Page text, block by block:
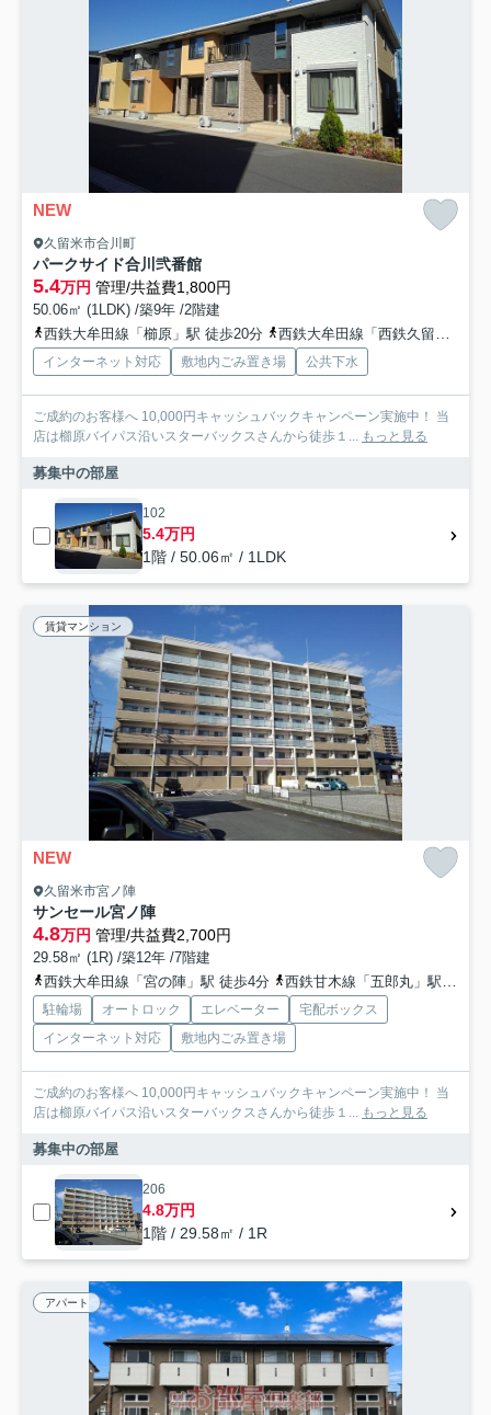
NEW
久留米市合川町
パークサイド合川弐番館
5.4万円 管理/共益費1,800円
50.06㎡ (1LDK) /築9年 /2階建
西鉄大牟田線「櫛原」駅 徒歩20分
西鉄大牟田線「西鉄久留米」駅 徒歩21分
インターネット対応 敷地内ごみ置き場 公共下水
ご成約のお客様へ 10,000円キャッシュバックキャンペーン実施中！ 当
店は櫛原バイパス沿いスターバックスさんから徒歩１... もっと見る
募集中の部屋
102
5.4万円
1階 / 50.06㎡ / 1LDK
賃貸マンション
NEW
久留米市宮ノ陣
サンセール宮ノ陣
4.8万円 管理/共益費2,700円
29.58㎡ (1R) /築12年 /7階建
西鉄大牟田線「宮の陣」駅 徒歩4分
西鉄甘木線「五郎丸」駅 徒歩10分
駐輪場 オートロック エレベーター
宅配ボックス
インターネット対応
敷地内ごみ置き場
ご成約のお客様へ 10,000円キャッシュバックキャンペーン実施中！ 当
店は櫛原バイパス沿いスターバックスさんから徒歩１... もっと見る
募集中の部屋
206
4.8万円
1階 / 29.58㎡ / 1R
アパート